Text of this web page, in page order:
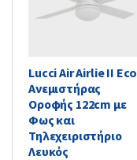
Lucci Air Airlie II Eco
Ανεμιστήρας
Οροφής 122cm με
Φως και
Τηλεχειριστήριο
Λευκός